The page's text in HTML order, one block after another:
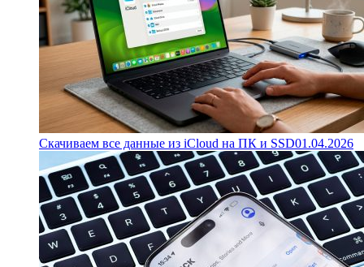
Скачиваем все данные из iCloud на ПК и SSD01.04.2026